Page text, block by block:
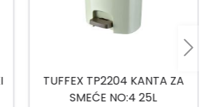
LINDO KANTA SVIJETLO SIVA
12L